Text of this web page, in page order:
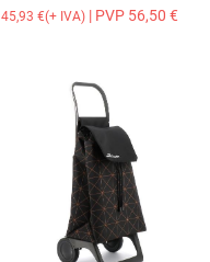
45,93 €(+ IVA)| PVP 56,50 €